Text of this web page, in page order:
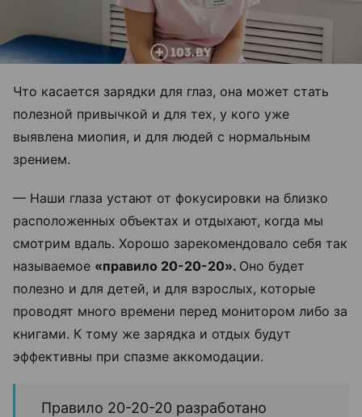
Что касается зарядки для глаз, она может стать
полезной привычкой и для тех, у кого уже
выявлена миопия, и для людей с нормальным
зрением.
— Наши глаза устают от фокусировки на близко
расположенных объектах и отдыхают, когда мы
смотрим вдаль. Хорошо зарекомендовало себя так
называемое «правило 20-20-20». Оно будет
полезно и для детей, и для взрослых, которые
проводят много времени перед монитором либо за
книгами. К тому же зарядка и отдых будут
эффективны при спазме аккомодации.
Правило 20-20-20 разработано